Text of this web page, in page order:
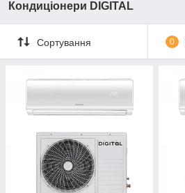
Кондиціонери DIGITAL
Сортування 0